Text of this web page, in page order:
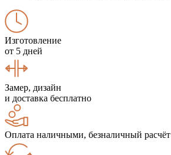
Изготовление
от 5 дней
Замер, дизайн
и доставка бесплатно
Оплата наличными, безналичный расчёт